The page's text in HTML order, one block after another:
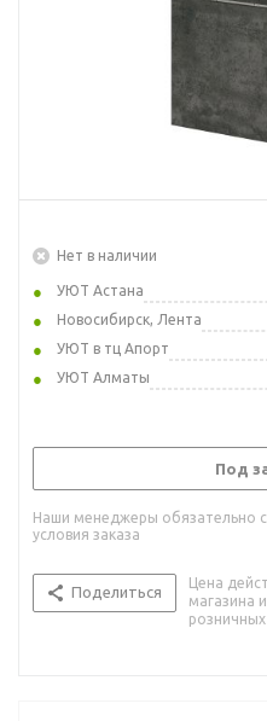
Нет в наличии
УЮТ Астана
Новосибирск, Лента
УЮТ в тц Апорт
УЮТ Алматы
Под
Наши менеджеры обязательно
условия заказа
Поделиться
Цена
магазина